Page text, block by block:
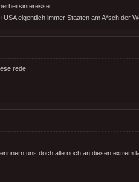
eigentlich immer Staaten am A*sch der
rede
uns doch alle noch an diesen extrem